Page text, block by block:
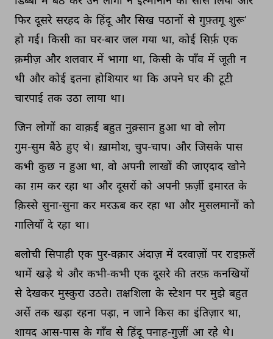
फिर दूसरे सरहद के हिंदू और सिख पठानों से गुफ़्तगू शुरू'
हो गई। किसी का घर-बार जल गया था, कोई सिर्फ़ एक
क़मीज़ और शलवार में भागा था, किसी के पाँव में जूती न
थी और कोई इतना होशियार था कि अपने घर की टूटी
चारपाई तक उठा लाया था।
जिन लोगों का वाक़ई बहुत नुक़्सान हुआ था वो लोग
गुम-सुम बैठे हुए थे। ख़ामोश, चुप-चाप। और जिसके पास
कभी कुछ न हुआ था, वो अपनी लाखों की जाएदाद खोने
का ग़म कर रहा था और दूसरों को अपनी फ़र्ज़ी इमारत के
क़िस्से सुना-सुना कर मरऊब कर रहा था और मुसलमानों को
गालियाँ दे रहा था।
बलोची सिपाही एक पुर-वक़ार अंदाज़ में दरवाज़ों पर राइफ़लें
थामें खड़े थे और कभी-कभी एक दूसरे की तरफ़ कनखियों
से देखकर मुस्कुरा उठते। तक्षशिला के स्टेशन पर मुझे बहुत
अर्से तक खड़ा रहना पड़ा, न जाने किस का इंतिज़ार था,
शायद आस-पास के गाँव से हिंदू पनाह-गुज़ीं आ रहे थे।